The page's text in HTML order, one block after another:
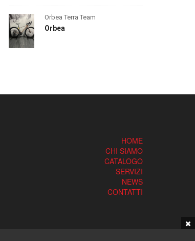
Orbea Terra Team
Orbea
HOME
CHI SIAMO
CATALOGO
SERVIZI
NEWS
CONTATTI